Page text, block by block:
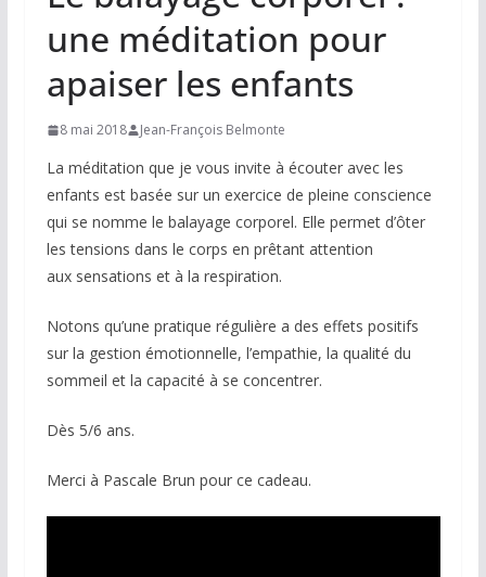
une méditation pour
apaiser les enfants
8 mai 2018 Jean-François Belmonte
La méditation que je vous invite à écouter avec les
enfants est basée sur un exercice de pleine conscience
qui se nomme le balayage corporel. Elle permet d’ôter
les tensions dans le corps en prêtant attention
aux sensations et à la respiration.
Notons qu’une pratique régulière a des effets positifs
sur la gestion émotionnelle, l’empathie, la qualité du
sommeil et la capacité à se concentrer.
Dès 5/6 ans.
Merci à Pascale Brun pour ce cadeau.